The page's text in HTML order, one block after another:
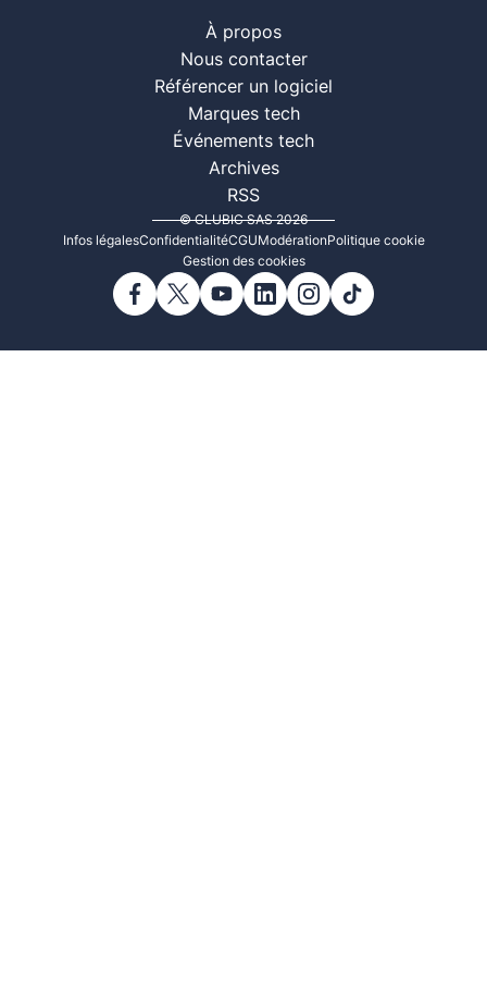
À propos
Nous contacter
Référencer un logiciel
Marques tech
Événements tech
Archives
RSS
© CLUBIC SAS 2026
Infos légalesConfidentialitéCGUModérationPolitique cookie
Gestion des cookies